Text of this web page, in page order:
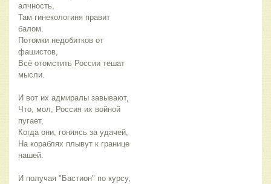
алчность,
Там гинекологиня правит
балом.
Потомки недобитков от
фашистов,
Всё отомстить России тешат
мысли.
И вот их адмиралы завывают,
Что, мол, Россия их войной
пугает,
Когда они, гоняясь за удачей,
На кораблях плывут к границе
нашей.
И получая "Бастион" по курсу,